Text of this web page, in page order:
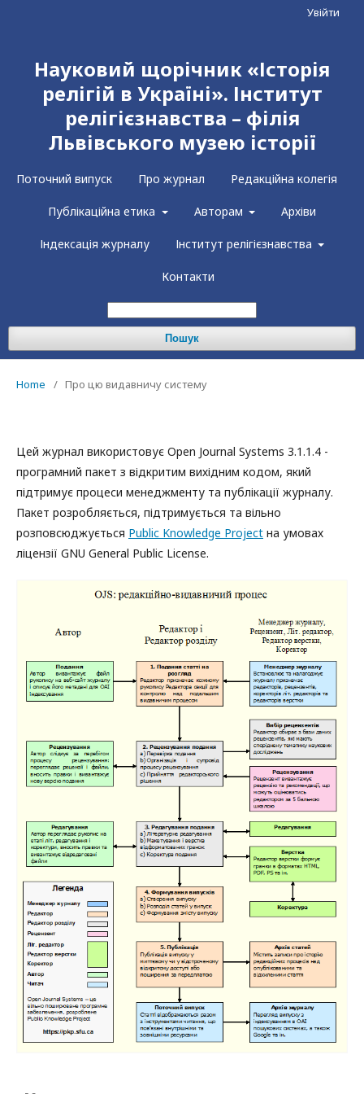
Науковий щорічник «Історія
релігій в Україні». Інститут
релігієзнавства – філія
Львівського музею історії
Поточний випуск Про журнал Редакційна колегія
Публікаційна етика Авторам Архіви
Індексація журналу Інститут релігієзнавства
Контакти
Пошук
Увійти
Home / Про цю видавничу систему
Цей журнал використовує Open Journal Systems 3.1.1.4 -
програмний пакет з відкритим вихідним кодом, який
підтримує процеси менеджменту та публікації журналу.
Пакет розробляється, підтримується та вільно
розповсюджується Public Knowledge Project на умовах
ліцензії GNU General Public License.